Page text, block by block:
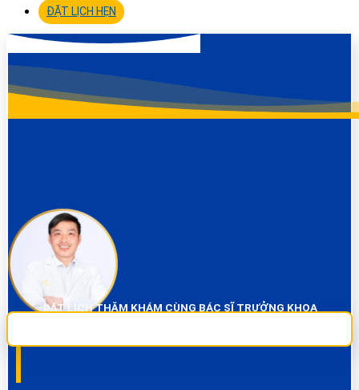
ĐẶT LỊCH HẸN
ĐẶT LỊCH THĂM KHÁM CÙNG BÁC SĨ TRƯỞNG KHOA